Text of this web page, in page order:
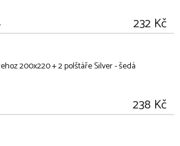
232 Kč
200x220 + 2 polštáře Silver - šedá
238 Kč